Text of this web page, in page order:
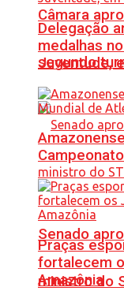
Câmara
segundo
Senado
ministro do
Delegação
medalhas
Juventude,
Praças
fortalecem
Amazônia